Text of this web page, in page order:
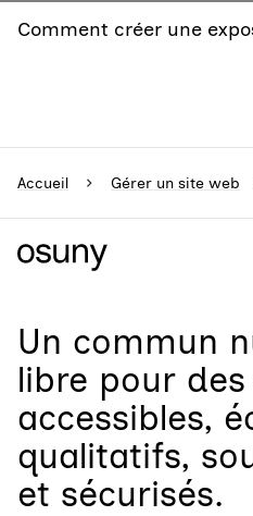
Comment créer une
Accueil Gérer un site web
Un commun
libre pour
accessibles,
qualitatifs,
et sécurisés.